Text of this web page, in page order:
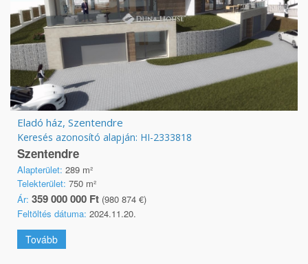
Eladó ház, Szentendre
Keresés azonosító alapján: HI-2333818
Szentendre
Alapterület: 289 m²
Telekterület: 750 m²
Ár: 359 000 000 Ft (980 874 €)
Feltöltés dátuma: 2024.11.20.
Tovább